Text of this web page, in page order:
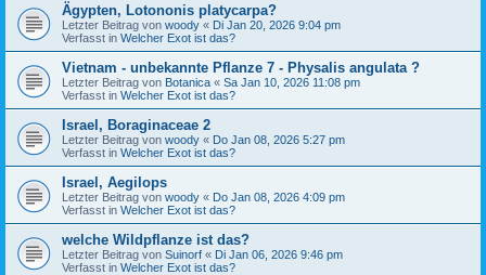
Ägypten, Lotononis platycarpa?
Letzter Beitrag von woody « Di Jan 20, 2026 9:04 pm
Verfasst in Welcher Exot ist das?
Vietnam - unbekannte Pflanze 7 - Physalis angulata ?
Letzter Beitrag von Botanica « Sa Jan 10, 2026 11:08 pm
Verfasst in Welcher Exot ist das?
Israel, Boraginaceae 2
Letzter Beitrag von woody « Do Jan 08, 2026 5:27 pm
Verfasst in Welcher Exot ist das?
Israel, Aegilops
Letzter Beitrag von woody « Do Jan 08, 2026 4:09 pm
Verfasst in Welcher Exot ist das?
welche Wildpflanze ist das?
Letzter Beitrag von Suinorf « Di Jan 06, 2026 9:46 pm
Verfasst in Welcher Exot ist das?